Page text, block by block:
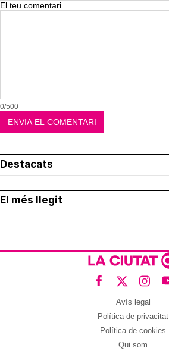
El teu comentari
0/500
Destacats
El més llegit
Avís legal
Política de privacitat
Política de cookies
Qui som